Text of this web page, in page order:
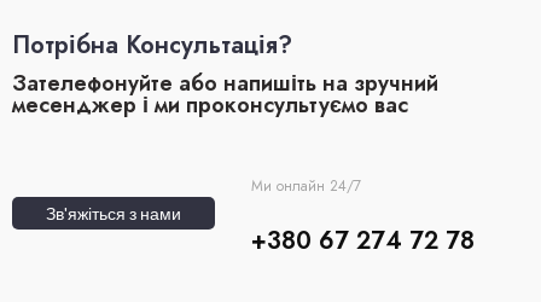
Потрібна Консультація?
Зателефонуйте або напишіть на зручний
месенджер і ми проконсультуємо вас
Зв'яжіться з нами
Ми онлайн 24/7
+380 67 274 72 78